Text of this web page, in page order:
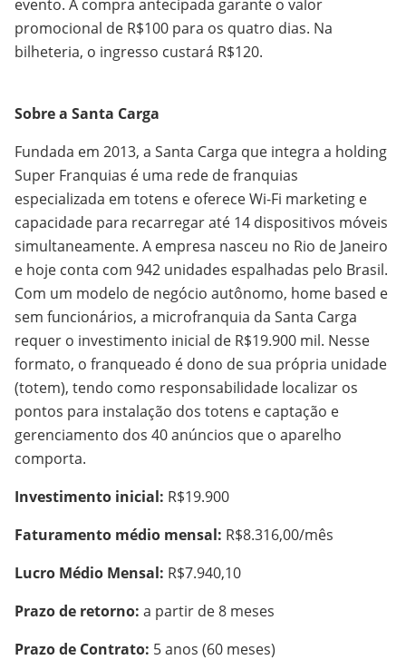
evento. A compra antecipada garante o valor
promocional de R$100 para os quatro dias. Na
bilheteria, o ingresso custará R$120.
Sobre a Santa Carga
Fundada em 2013, a Santa Carga que integra a holding
Super Franquias é uma rede de franquias
especializada em totens e oferece Wi-Fi marketing e
capacidade para recarregar até 14 dispositivos móveis
simultaneamente. A empresa nasceu no Rio de Janeiro
e hoje conta com 942 unidades espalhadas pelo Brasil.
Com um modelo de negócio autônomo, home based e
sem funcionários, a microfranquia da Santa Carga
requer o investimento inicial de R$19.900 mil. Nesse
formato, o franqueado é dono de sua própria unidade
(totem), tendo como responsabilidade localizar os
pontos para instalação dos totens e captação e
gerenciamento dos 40 anúncios que o aparelho
comporta.
Investimento inicial: R$19.900
Faturamento médio mensal: R$8.316,00/mês
Lucro Médio Mensal: R$7.940,10
Prazo de retorno: a partir de 8 meses
Prazo de Contrato: 5 anos (60 meses)